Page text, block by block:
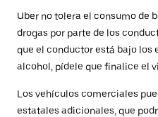
Uber no tolera el consumo de
drogas por parte de los
que el conductor está bajo los
alcohol, pídele que finalice el
Los vehículos comerciales
estatales adicionales, que